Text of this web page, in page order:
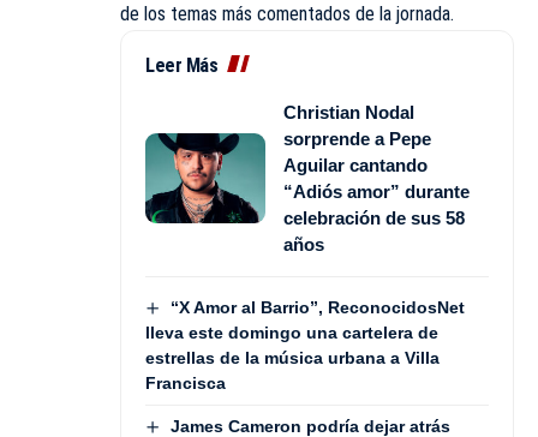
de los temas más comentados de la jornada.
Leer Más
Christian Nodal
sorprende a Pepe
Aguilar cantando
“Adiós amor” durante
celebración de sus 58
años
“X Amor al Barrio”, ReconocidosNet
lleva este domingo una cartelera de
estrellas de la música urbana a Villa
Francisca
James Cameron podría dejar atrás